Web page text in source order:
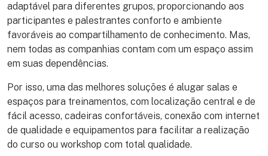
adaptável para diferentes grupos, proporcionando aos
participantes e palestrantes conforto e ambiente
favoráveis ao compartilhamento de conhecimento. Mas,
nem todas as companhias contam com um espaço assim
em suas dependências.
Por isso, uma das melhores soluções é alugar salas e
espaços para treinamentos, com localização central e de
fácil acesso, cadeiras confortáveis, conexão com internet
de qualidade e equipamentos para facilitar a realização
do curso ou workshop com total qualidade.